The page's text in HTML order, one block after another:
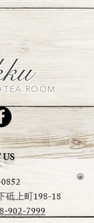
ROOM
砥上町198-18
902-7999